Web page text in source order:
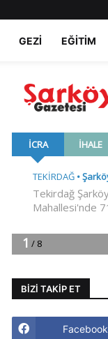
GEZI EĞITIM
BIZI TAKIP ET
Facebook